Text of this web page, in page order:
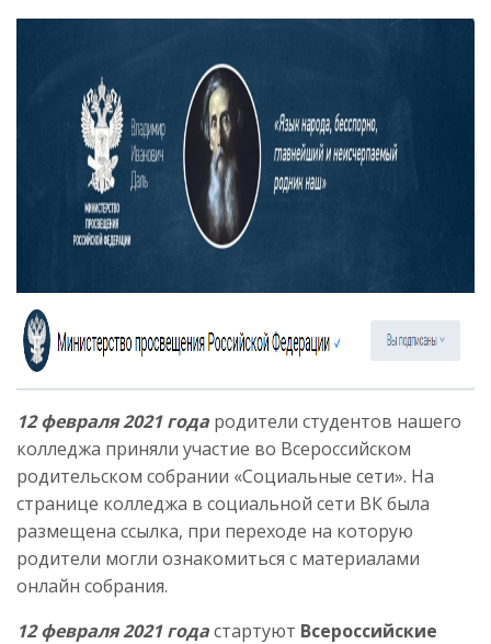
12 февраля 2021 года родители студентов нашего
колледжа приняли участие во Всероссийском
родительском собрании «Социальные сети». На
странице колледжа в социальной сети ВК была
размещена ссылка, при переходе на которую
родители могли ознакомиться с материалами
онлайн собрания.
12 февраля 2021 годастартуют Всероссийские